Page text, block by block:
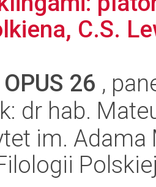
C.S.
OPUS 26 ,
dr hab.
im.